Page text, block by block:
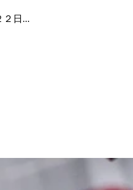
２日...